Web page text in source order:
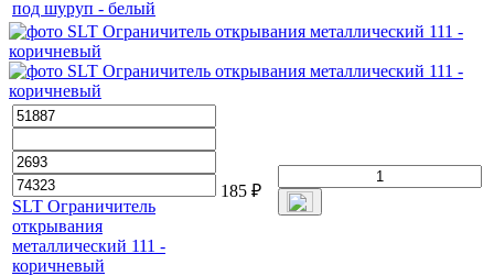
под шуруп - белый
SLT Ограничитель
открывания
металлический 111 -
коричневый
185 ₽